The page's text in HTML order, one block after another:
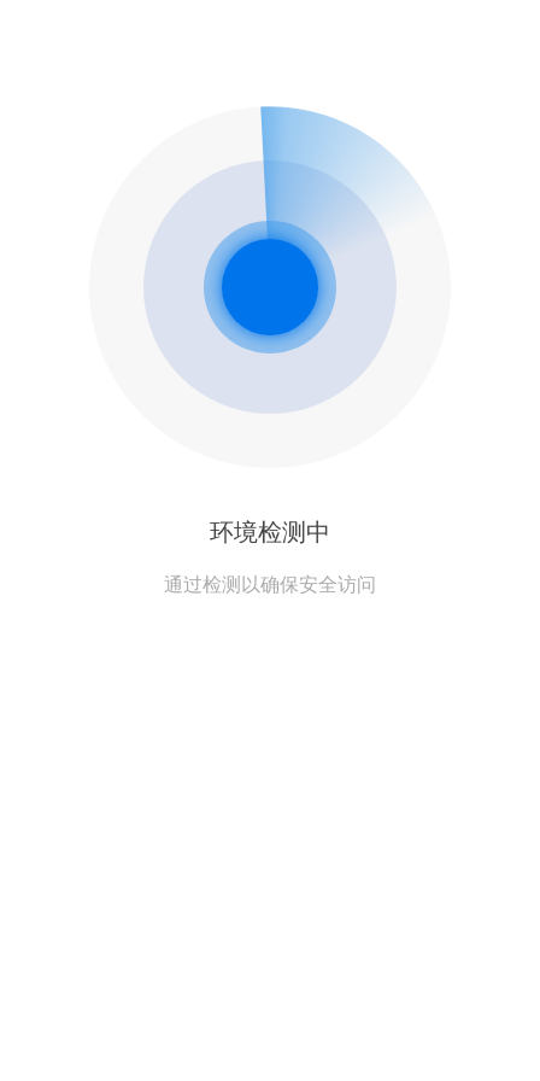
环境检测中
通过检测以确保安全访问